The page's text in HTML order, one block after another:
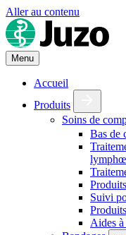
Aller au contenu
Menu
Accueil
Produits
Soins de
Bas de
Suivi
Aides